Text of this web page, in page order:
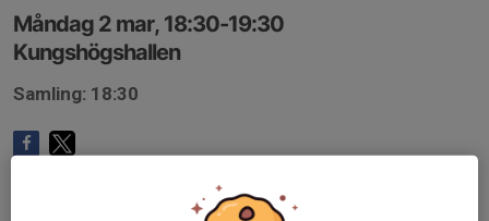
Måndag 2 mar, 18:30-19:30
Kungshögshallen
Samling: 18:30